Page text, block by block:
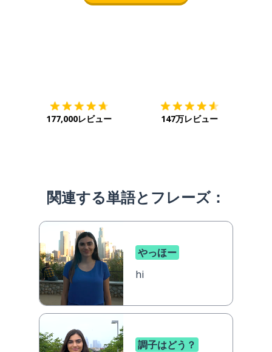
177,000レビュー 147万レビュー
関連する単語とフレーズ：
やっほー
hi
調子はどう？